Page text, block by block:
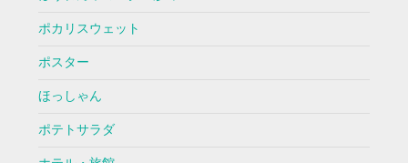
ポカリスウェット
ポスター
ほっしゃん
ポテトサラダ